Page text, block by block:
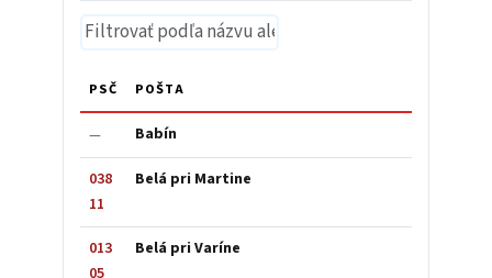
PSČ POŠTA
— Babín
038
11
Belá pri Martine
013
05
Belá pri Varíne